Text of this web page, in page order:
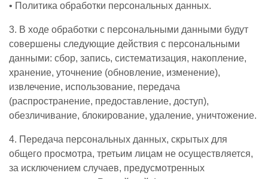
• Политика обработки персональных данных.
3. В ходе обработки с персональными данными будут
совершены следующие действия с персональными
данными: сбор, запись, систематизация, накопление,
хранение, уточнение (обновление, изменение),
извлечение, использование, передача
(распространение, предоставление, доступ),
обезличивание, блокирование, удаление, уничтожение.
4. Передача персональных данных, скрытых для
общего просмотра, третьим лицам не осуществляется,
за исключением случаев, предусмотренных